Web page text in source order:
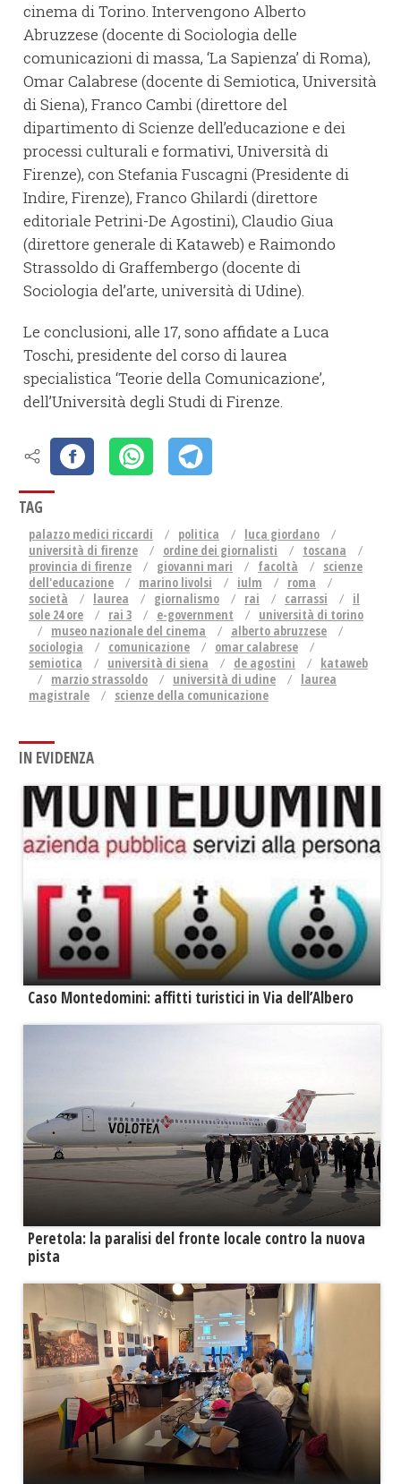
cinema di Torino. Intervengono Alberto
Abruzzese (docente di Sociologia delle
comunicazioni di massa, ‘La Sapienza’ di Roma),
Omar Calabrese (docente di Semiotica, Università
di Siena), Franco Cambi (direttore del
dipartimento di Scienze dell’educazione e dei
processi culturali e formativi, Università di
Firenze), con Stefania Fuscagni (Presidente di
Indire, Firenze), Franco Ghilardi (direttore
editoriale Petrini-De Agostini), Claudio Giua
(direttore generale di Kataweb) e Raimondo
Strassoldo di Graffembergo (docente di
Sociologia del’arte, università di Udine).
Le conclusioni, alle 17, sono affidate a Luca
Toschi, presidente del corso di laurea
specialistica ‘Teorie della Comunicazione’,
dell’Università degli Studi di Firenze.
TAG
palazzo medici riccardi politica
luca giordano
università di firenze
ordine dei giornalisti
toscana
provincia di firenze
giovanni mari facoltà
scienze
dell'educazione
marino livolsi iulm
roma
società
laurea giornalismo rai carrassi
il
sole 24 ore
rai 3 e-government
università di torino
museo nazionale del cinema
alberto abruzzese
sociologia
comunicazione
omar calabrese
semiotica
università di siena de agostini
kataweb
marzio strassoldo
università di udine
laurea
magistrale
scienze della comunicazione
IN EVIDENZA
Caso Montedomini: affitti turistici in Via dell’Albero
Peretola: la paralisi del fronte locale contro la nuova
pista